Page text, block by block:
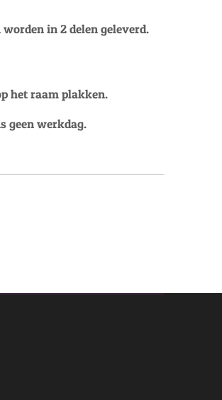
in 2 delen geleverd.
het raam plakken.
geen werkdag.